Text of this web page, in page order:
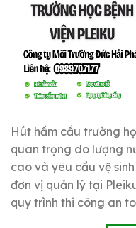
Hút hầm cầu trường
quan trọng do lượng
cao và yêu cầu vệ
đơn vị quản lý tại
quy trình thi công an